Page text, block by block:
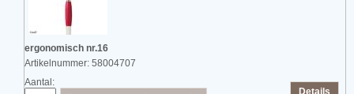
ergonomisch nr.16
Artikelnummer: 58004707
Details
Aantal: